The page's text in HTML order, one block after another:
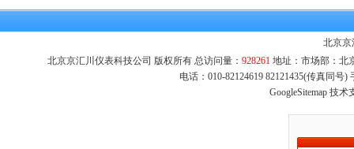
北京京
北京京汇川仪表科技公司 版权所有 总访问量： 928261地址：市场部：北
电话：010-82124619 82121435(传真同号
GoogleSitemap技术